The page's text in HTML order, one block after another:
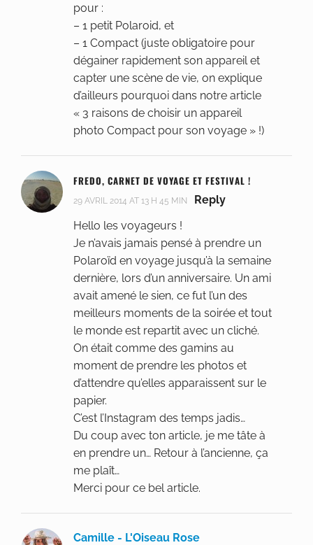
pour :
– 1 petit Polaroid, et
– 1 Compact (juste obligatoire pour
dégainer rapidement son appareil et
capter une scène de vie, on explique
d’ailleurs pourquoi dans notre article
« 3 raisons de choisir un appareil
photo Compact pour son voyage » !)
FREDO, CARNET DE VOYAGE ET FESTIVAL !
29 AVRIL 2014 AT 13 H 45 MIN
Reply
Hello les voyageurs !
Je n’avais jamais pensé à prendre un
Polaroïd en voyage jusqu’à la semaine
dernière, lors d’un anniversaire. Un ami
avait amené le sien, ce fut l’un des
meilleurs moments de la soirée et tout
le monde est repartit avec un cliché.
On était comme des gamins au
moment de prendre les photos et
d’attendre qu’elles apparaissent sur le
papier.
C’est l’Instagram des temps jadis…
Du coup avec ton article, je me tâte à
en prendre un… Retour à l’ancienne, ça
me plaît…
Merci pour ce bel article.
Camille - L'Oiseau Rose